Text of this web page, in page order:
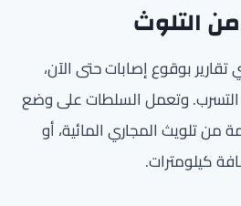
التلوث
بوقوع إصابات حتى الآن،
وتعمل السلطات على وضع
من تلويث المجاري المائية، أو
كيلومترات.